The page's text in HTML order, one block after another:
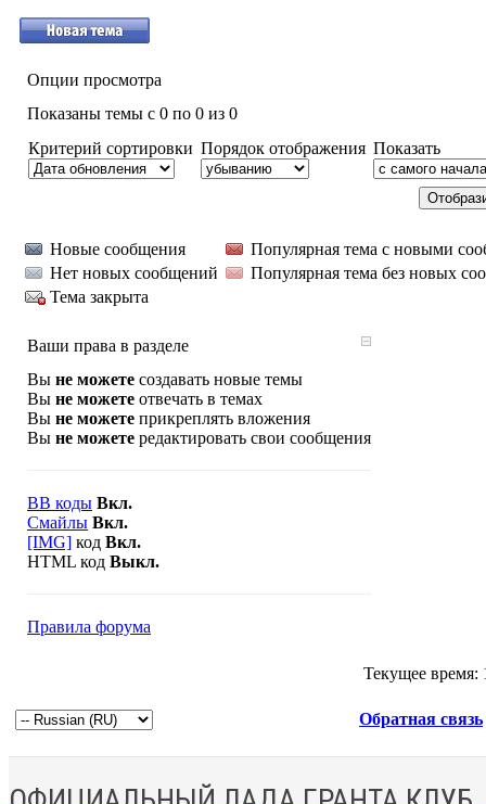
Опции просмотра
Показаны темы с 0 по 0 из 0
Критерий сортировки Порядок отображения Показать
Новые сообщения
Популярная тема с новыми
Нет новых сообщений
Популярная тема без новых
Тема закрыта
Ваши права в разделе
Вы не можете создавать новые темы
Вы не можете отвечать в темах
Вы не можете прикреплять вложения
Вы не можете редактировать свои сообщения
BB коды Вкл.
Смайлы Вкл.
[IMG] код Вкл.
HTML код Выкл.
Правила форума
Текущее время:
Обратная связь